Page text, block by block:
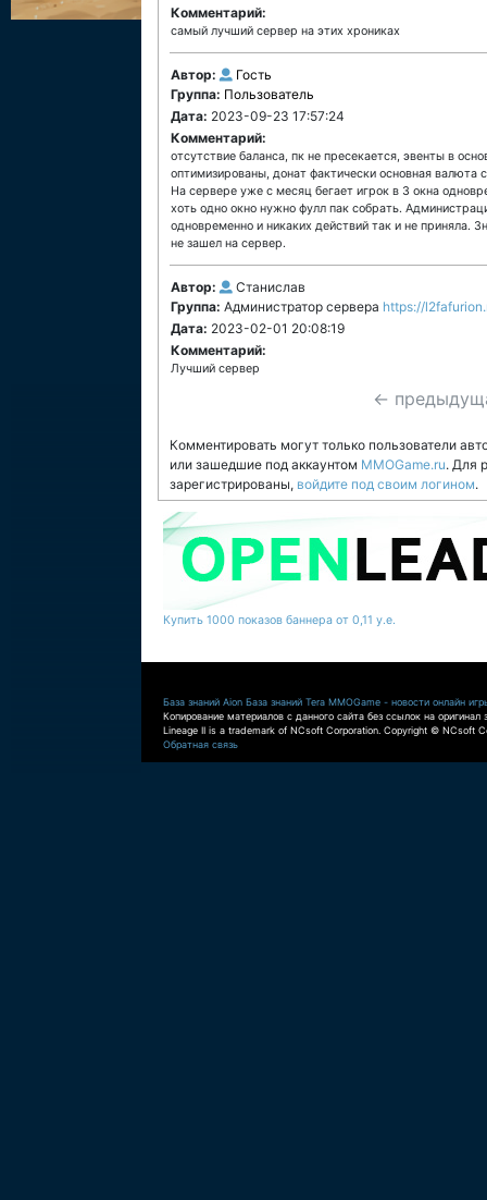
Комментарий:
самый лучший сервер на этих хрониках
Автор:
Гость
Группа: Пользователь
Дата: 2023-09-23 17:57:24
Комментарий:
отсутствие баланса, пк не пресекается, эвенты в
оптимизированы, донат фактически основная валюта
На сервере уже с месяц бегает игрок в 3 окна
хоть одно окно нужно фулл пак собрать.
одновременно и никаких действий так и не приняла.
не зашел на сервер.
Автор:
Станислав
Группа: Администратор сервера https://
Дата: 2023-02-01 20:08:19
Комментарий:
Лучший сервер
←
Комментировать могут только пользователи
или зашедшие под аккаунтом MMOGame.ru. Для
зарегистрированы, войдите под своим логином.
Купить 1000 показов баннера от 0,11 у.е.
База знаний Aion База знаний Tera MMOGame - новости онлайн
Копирование материалов с данного сайта без ссылок на оригинал
Lineage II is a trademark of NCsoft Corporation. Copyright © NCsoft
Обратная связь